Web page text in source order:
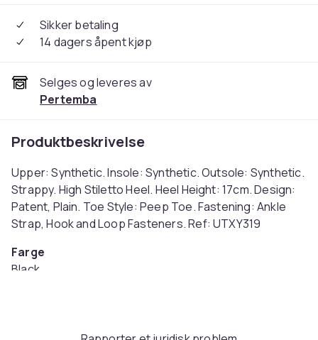
Sikker betaling
14 dagers åpent kjøp
Selges og leveres av
Pertemba
Produktbeskrivelse
Upper: Synthetic. Insole: Synthetic. Outsole: Synthetic.
Strappy. High Stiletto Heel. Heel Height: 17cm. Design:
Patent, Plain. Toe Style: Peep Toe. Fastening: Ankle
Strap, Hook and Loop Fasteners. Ref: UTXY319
Farge
Black